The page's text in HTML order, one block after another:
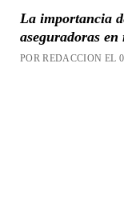
La importancia
aseguradoras en
POR REDACCION EL